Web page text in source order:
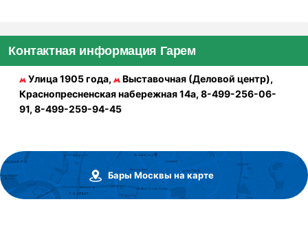
Контактная информация Гарем
Улица 1905 года,
Выставочная (Деловой центр),
Краснопресненская набережная 14а, 8-499-256-06-
91, 8-499-259-94-45
Бары Москвы на карте